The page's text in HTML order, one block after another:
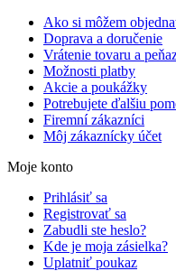
Ako si môžem
Doprava a doručenie
Vrátenie tovaru a
Možnosti platby
Akcie a poukážky
Potrebujete ďalšiu
Firemní zákazníci
Môj zákaznícky účet
Moje konto
Prihlásiť sa
Registrovať sa
Zabudli ste heslo?
Kde je moja zásielka?
Uplatniť poukaz